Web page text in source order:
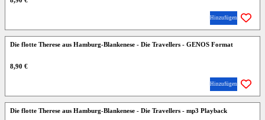
Hinzufügen
Die flotte Therese aus Hamburg-Blankenese - Die Travellers - GENOS Format
8,90 €
Hinzufügen
Die flotte Therese aus Hamburg-Blankenese - Die Travellers - mp3 Playback